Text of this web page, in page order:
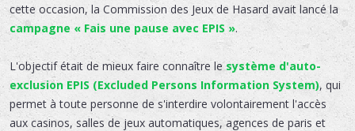
cette occasion, la Commission des Jeux de Hasard avait lancé la
campagne « Fais une pause avec EPIS ».
L'objectif était de mieux faire connaître le système d'auto-
exclusion EPIS (Excluded Persons Information System), qui
permet à toute personne de s'interdire volontairement l'accès
aux casinos, salles de jeux automatiques, agences de paris et